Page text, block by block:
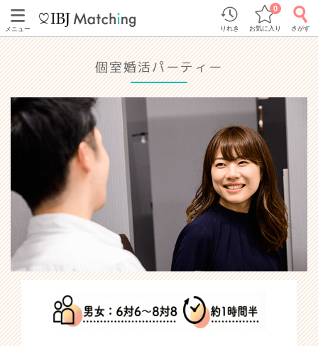
メニュー りれき お気に入り
0
さがす
個室婚活パーティー